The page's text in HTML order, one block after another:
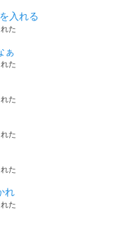
入れる
た
ぁ
た
た
た
た
れ
た